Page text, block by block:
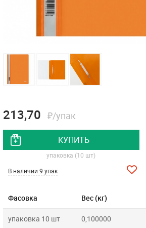
Фасовка Вес (кг)
упаковка 10 шт 0,100000
213,70 ₽/упак
КУПИТЬ
упаковка (10 шт)
В наличии 9 упак